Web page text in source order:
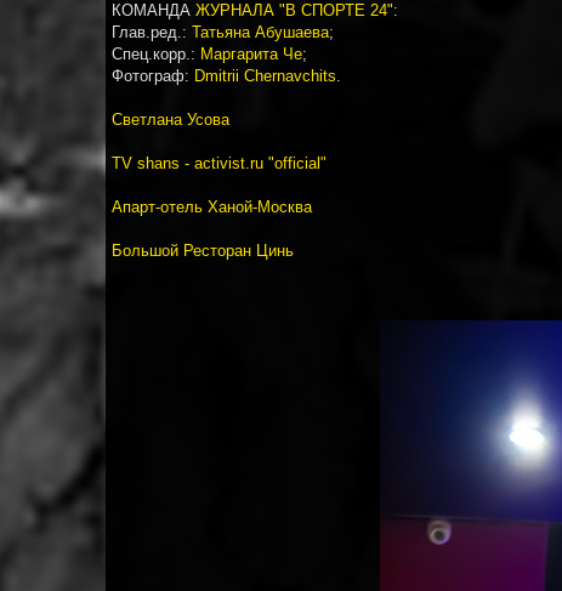
КОМАНДА ЖУРНАЛА "В СПОРТЕ 24":
Глав.ред.: Татьяна Абушаева;
Спец.корр.: Маргарита Че;
Фотограф: Dmitrii Chernavchits.
Светлана Усова
TV shans - activist.ru "official"
Апарт-отель Ханой-Москва
Большой Ресторан Цинь